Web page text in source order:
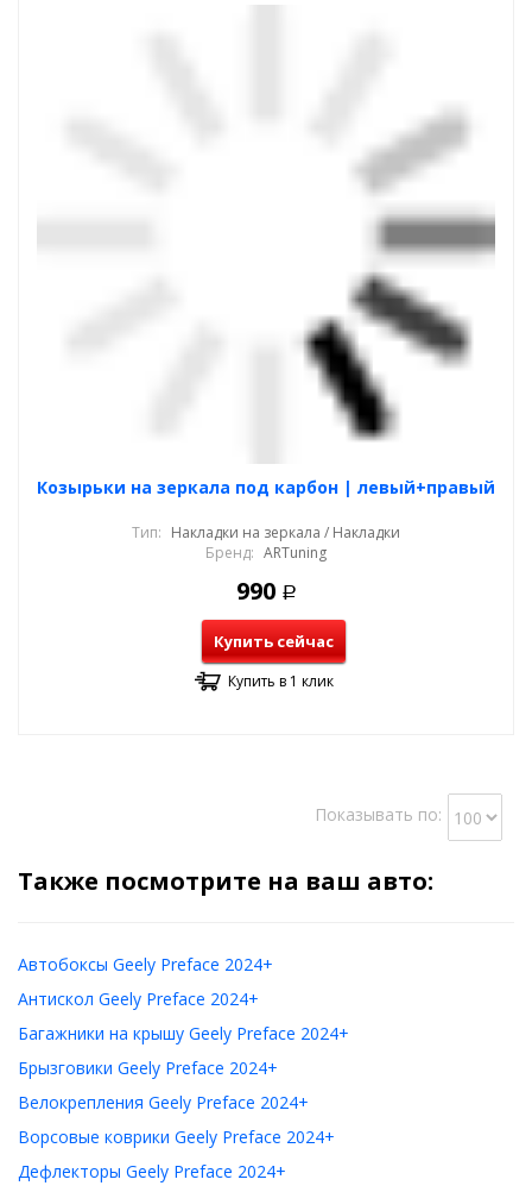
Козырьки на зеркала под карбон | левый+правый
Тип: Накладки на зеркала / Накладки
Бренд: ARTuning
990 Р
Купить сейчас
Купить в 1 клик
Показывать по:
Также посмотрите на ваш авто:
Автобоксы Geely Preface 2024+
Антискол Geely Preface 2024+
Багажники на крышу Geely Preface 2024+
Брызговики Geely Preface 2024+
Велокрепления Geely Preface 2024+
Ворсовые коврики Geely Preface 2024+
Дефлекторы Geely Preface 2024+